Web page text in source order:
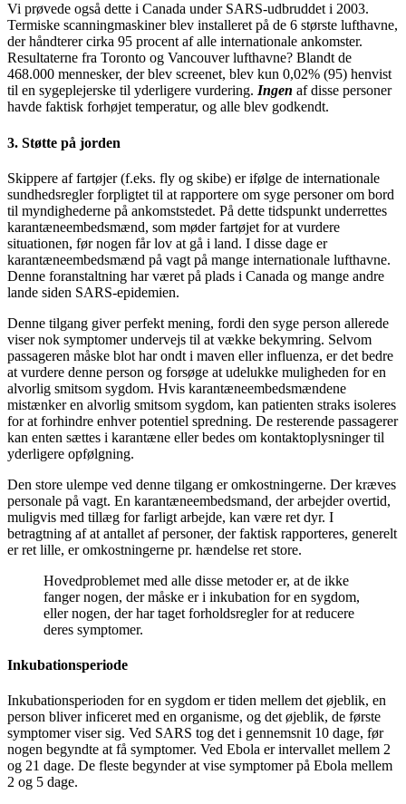
Vi prøvede også dette i Canada under SARS-udbruddet i 2003.
Termiske scanningmaskiner blev installeret på de 6 største lufthavne,
der håndterer cirka 95 procent af alle internationale ankomster.
Resultaterne fra Toronto og Vancouver lufthavne? Blandt de
468.000 mennesker, der blev screenet, blev kun 0,02% (95) henvist
til en sygeplejerske til yderligere vurdering. Ingen af disse personer
havde faktisk forhøjet temperatur, og alle blev godkendt.
3. Støtte på jorden
Skippere af fartøjer (f.eks. fly og skibe) er ifølge de internationale
sundhedsregler forpligtet til at rapportere om syge personer om bord
til myndighederne på ankomststedet. På dette tidspunkt underrettes
karantæneembedsmænd, som møder fartøjet for at vurdere
situationen, før nogen får lov at gå i land. I disse dage er
karantæneembedsmænd på vagt på mange internationale lufthavne.
Denne foranstaltning har været på plads i Canada og mange andre
lande siden SARS-epidemien.
Denne tilgang giver perfekt mening, fordi den syge person allerede
viser nok symptomer undervejs til at vække bekymring. Selvom
passageren måske blot har ondt i maven eller influenza, er det bedre
at vurdere denne person og forsøge at udelukke muligheden for en
alvorlig smitsom sygdom. Hvis karantæneembedsmændene
mistænker en alvorlig smitsom sygdom, kan patienten straks isoleres
for at forhindre enhver potentiel spredning. De resterende passagerer
kan enten sættes i karantæne eller bedes om kontaktoplysninger til
yderligere opfølgning.
Den store ulempe ved denne tilgang er omkostningerne. Der kræves
personale på vagt. En karantæneembedsmand, der arbejder overtid,
muligvis med tillæg for farligt arbejde, kan være ret dyr. I
betragtning af at antallet af personer, der faktisk rapporteres, generelt
er ret lille, er omkostningerne pr. hændelse ret store.
Hovedproblemet med alle disse metoder er, at de ikke
fanger nogen, der måske er i inkubation for en sygdom,
eller nogen, der har taget forholdsregler for at reducere
deres symptomer.
Inkubationsperiode
Inkubationsperioden for en sygdom er tiden mellem det øjeblik, en
person bliver inficeret med en organisme, og det øjeblik, de første
symptomer viser sig. Ved SARS tog det i gennemsnit 10 dage, før
nogen begyndte at få symptomer. Ved Ebola er intervallet mellem 2
og 21 dage. De fleste begynder at vise symptomer på Ebola mellem
2 og 5 dage.